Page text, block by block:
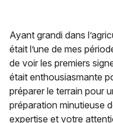
Ayant grandi dans
était l’une de mes
de voir les premiers
était enthousiasmante
préparer le terrain pour
préparation minutieuse
expertise et votre